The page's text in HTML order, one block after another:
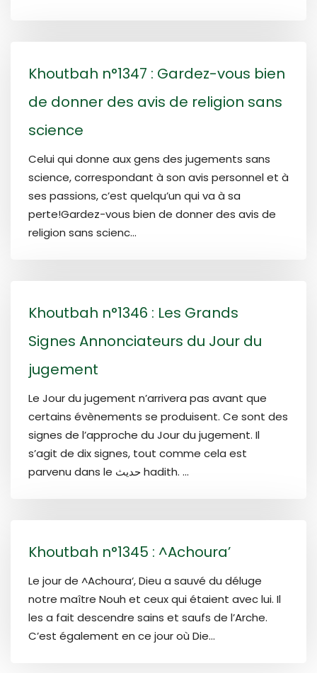
Khoutbah n°1347 : Gardez-vous bien
de donner des avis de religion sans
science
Celui qui donne aux gens des jugements sans
science, correspondant à son avis personnel et à
ses passions, c’est quelqu’un qui va à sa
perte!Gardez-vous bien de donner des avis de
religion sans scienc...
Khoutbah n°1346 : Les Grands
Signes Annonciateurs du Jour du
jugement
Le Jour du jugement n’arrivera pas avant que
certains évènements se produisent. Ce sont des
signes de l’approche du Jour du jugement. Il
s’agit de dix signes, tout comme cela est
parvenu dans le حديث hadith. ...
Khoutbah n°1345 : ^Achoura’
Le jour de ^Achoura‘, Dieu a sauvé du déluge
notre maître Nouh et ceux qui étaient avec lui. Il
les a fait descendre sains et saufs de l’Arche.
C’est également en ce jour où Die...